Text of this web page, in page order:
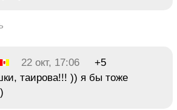
22 окт, 17:06
+5
таирова!!! )) я бы тоже